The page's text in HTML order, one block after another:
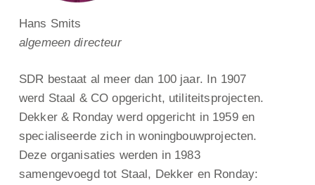
Hans Smits
algemeen directeur
SDR bestaat al meer dan 100 jaar. In 1907
werd Staal & CO opgericht, utiliteitsprojecten.
Dekker & Ronday werd opgericht in 1959 en
specialiseerde zich in woningbouwprojecten.
Deze organisaties werden in 1983
samengevoegd tot Staal, Dekker en Ronday: